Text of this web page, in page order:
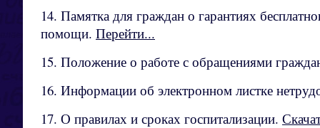
14. Памятка для граждан о гарантиях
помощи. Перейти...
15. Положение о работе с обращениями
16. Информации об электронном листке
17. О правилах и сроках госпитализации.